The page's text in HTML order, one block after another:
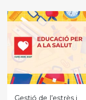
Gestió de l’estrès i